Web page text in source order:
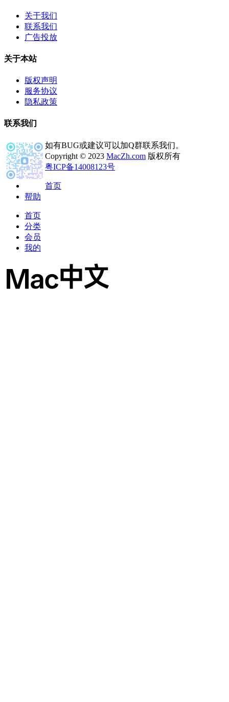
关于我们
联系我们
广告投放
关于本站
版权声明
服务协议
隐私政策
联系我们
如有BUG或建议可以加Q群联系我们。
Copyright © 2023 MacZh.com 版权所有
粤ICP备14008123号
首页
帮助
首页
分类
会员
我的